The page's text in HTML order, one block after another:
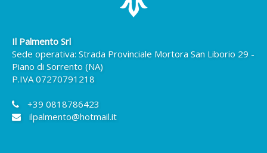
Il Palmento Srl
Sede operativa: Strada Provinciale Mortora San Liborio 29 -
Piano di Sorrento (NA)
P.IVA 07270791218
+39 0818786423
ilpalmento@hotmail.it